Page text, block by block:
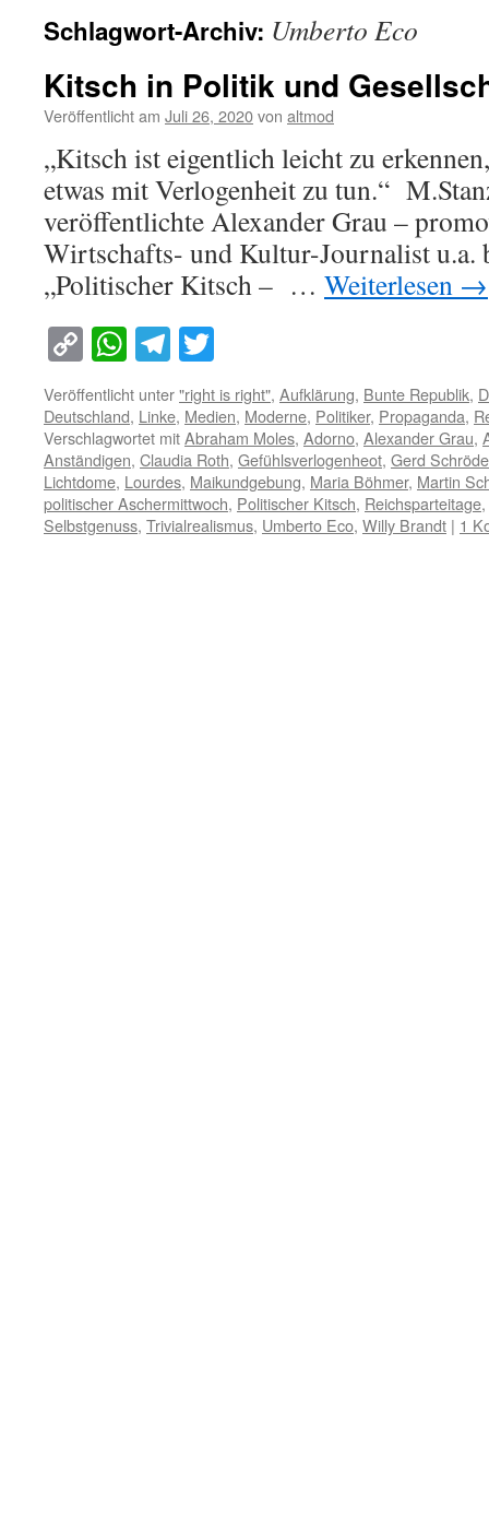
Schlagwort-Archiv: Umberto Eco
Kitsch in Politik und
Veröffentlicht am Juli 26, 2020von altmod
„Kitsch ist eigentlich leicht zu
etwas mit Verlogenheit zu tun.“
veröffentlichte Alexander Grau –
Wirtschafts- und Kultur-Journalist u.a.
„Politischer Kitsch – … Weiterlesen →
Copy
Link
WhatsApp
Telegram
Veröffentlicht unter"right is right", Aufklärung, Bunte Republik,
Deutschland, Linke, Medien, Moderne, Politiker, Propaganda,
Verschlagwortet mitAbraham Moles, Adorno, Alexander Grau,
Anständigen, Claudia Roth, Gefühlsverlogenheot, Gerd
Lichtdome, Lourdes, Maikundgebung, Maria Böhmer, Martin
politischer Aschermittwoch, Politischer Kitsch, Reichsparteitage,
Selbstgenuss, Trivialrealismus, Umberto Eco, Willy Brandt | 1